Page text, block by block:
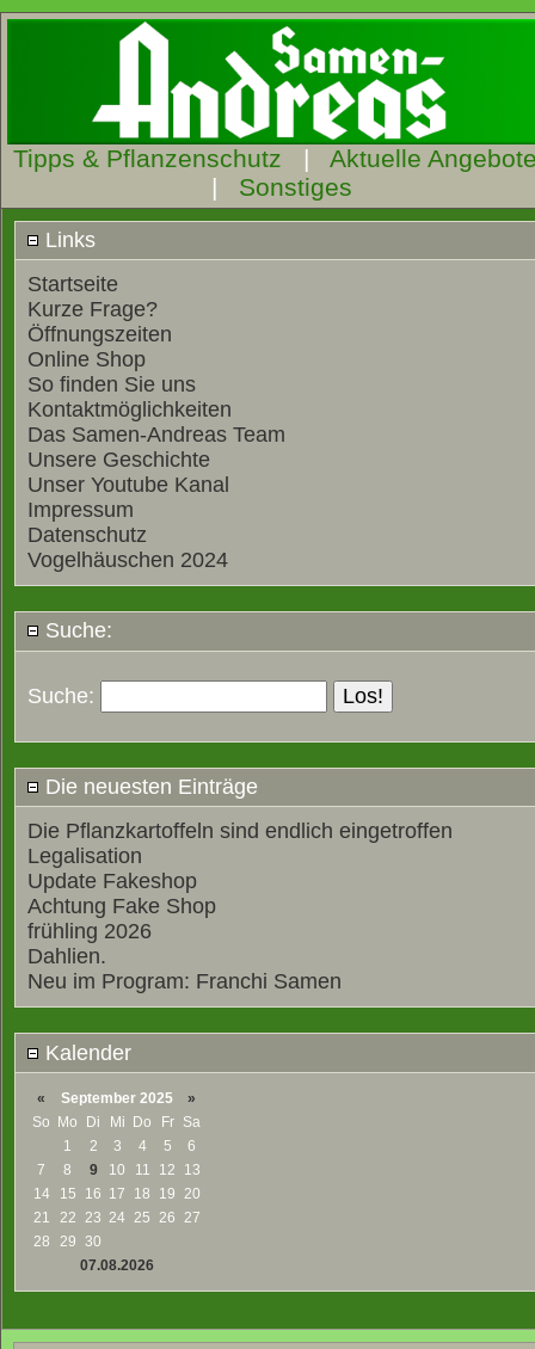
Tipps & Pflanzenschutz | Aktuelle
| Sonstiges
Links
Startseite
Kurze Frage?
Öffnungszeiten
Online Shop
So finden Sie uns
Kontaktmöglichkeiten
Das Samen-Andreas Team
Unsere Geschichte
Unser Youtube Kanal
Impressum
Datenschutz
Vogelhäuschen 2024
Suche:
Suche:
Die neuesten Einträge
Die Pflanzkartoffeln sind endlich eingetroffen
Legalisation
Update Fakeshop
Achtung Fake Shop
frühling 2026
Dahlien.
Neu im Program: Franchi Samen
Kalender
« September 2025
»
So Mo Di Mi Do Fr
Sa
1
2 3 4 5
6
7
8 9 10 11 12
13
14
15 16 17 18 19 20
21
22 23 24 25 26 27
28
29 30
07.08.2026